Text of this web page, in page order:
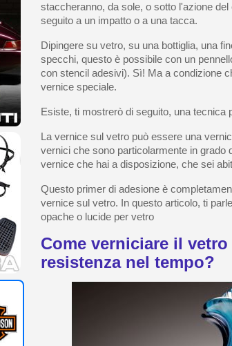
staccheranno, da sole, o sotto l'azione
seguito a un impatto o a una tacca.
Dipingere su vetro, su una bottiglia, una
specchi, questo è possibile con un
con stencil adesivi). Sì! Ma a condizione
vernice speciale.
Esiste, ti mostrerò di seguito, una
La vernice sul vetro può essere una
vernici che sono particolarmente in
vernice che hai a disposizione, che sei
Questo primer di adesione è
vernice sul vetro. In questo articolo, ti
opache o lucide per vetro
Come verniciare il
resistenza nel tempo?